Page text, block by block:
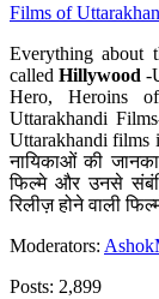
Films of
Everything about
calledHillywood-
Hero, Heroins
Uttarakhandi
Uttarakhandi films
नायिकाओं की
फिल्मे और उनसे
रिलीज़ होने वाली
Moderators:
Posts: 2,899